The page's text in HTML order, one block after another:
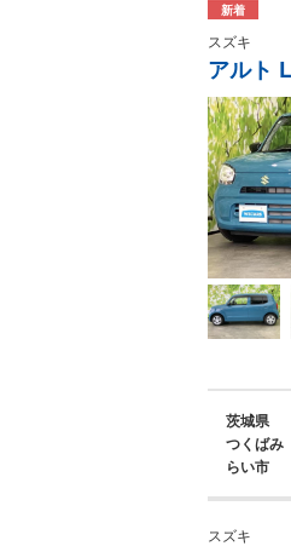
新着
スズキ
アルト L
茨城県
つくばみ
らい市
スズキ